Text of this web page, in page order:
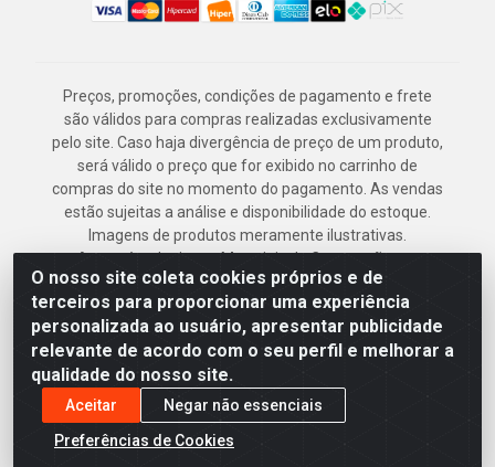
O nosso site coleta cookies próprios e de
terceiros para proporcionar uma experiência
personalizada ao usuário, apresentar publicidade
relevante de acordo com o seu perfil e melhorar a
qualidade do nosso site.
Aceitar
Negar não essenciais
Preferências de Cookies
Preços, promoções, condições de pagamento e frete
são válidos para compras realizadas exclusivamente
pelo site. Caso haja divergência de preço de um produto,
será válido o preço que for exibido no carrinho de
compras do site no momento do pagamento. As vendas
estão sujeitas a análise e disponibilidade do estoque.
Imagens de produtos meramente ilustrativas.
Armazém Jenipapo Materiais de Construção em
Geral LTDA - Rua das Flores, 2691 - Guabiraba,
Recife/PE - CEP 52.291-630 - CNPJ
41.097.379/0001-